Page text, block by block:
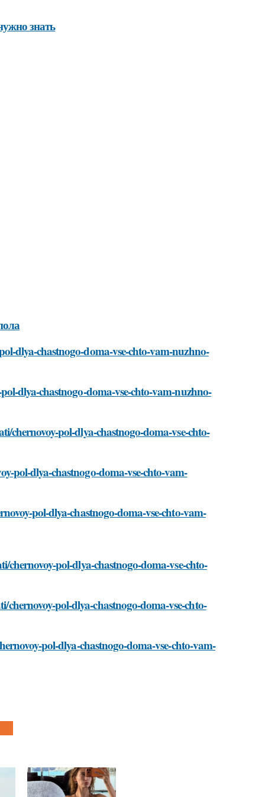
знать
dlya-chastnogo-doma-vse-chto-vam-nuzhno-
dlya-chastnogo-doma-vse-chto-vam-nuzhno-
pol-dlya-chastnogo-doma-vse-chto-
pol-dlya-chastnogo-doma-vse-chto-vam-
pol-dlya-chastnogo-doma-vse-chto-vam-
pol-dlya-chastnogo-doma-vse-chto-
pol-dlya-chastnogo-doma-vse-chto-
pol-dlya-chastnogo-doma-vse-chto-vam-